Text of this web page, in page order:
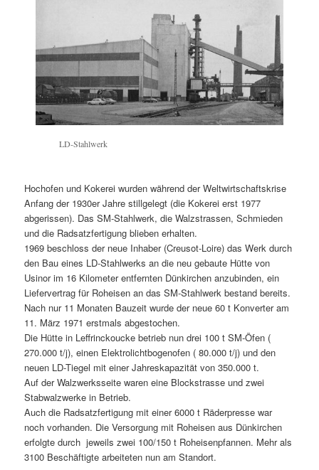
LD-Stahlwerk
Hochofen und Kokerei wurden während der Weltwirtschaftskrise
Anfang der 1930er Jahre stillgelegt (die Kokerei erst 1977
abgerissen). Das SM-Stahlwerk, die Walzstrassen, Schmieden
und die Radsatzfertigung blieben erhalten.
1969 beschloss der neue Inhaber (Creusot-Loire) das Werk durch
den Bau eines LD-Stahlwerks an die neu gebaute Hütte von
Usinor im 16 Kilometer entfernten Dünkirchen anzubinden, ein
Liefervertrag für Roheisen an das SM-Stahlwerk bestand bereits.
Nach nur 11 Monaten Bauzeit wurde der neue 60 t Konverter am
11. März 1971 erstmals abgestochen.
Die Hütte in Leffrinckoucke betrieb nun drei 100 t SM-Öfen (
270.000 t/j), einen Elektrolichtbogenofen ( 80.000 t/j) und den
neuen LD-Tiegel mit einer Jahreskapazität von 350.000 t.
Auf der Walzwerksseite waren eine Blockstrasse und zwei
Stabwalzwerke in Betrieb.
Auch die Radsatzfertigung mit einer 6000 t Räderpresse war
noch vorhanden. Die Versorgung mit Roheisen aus Dünkirchen
erfolgte durch jeweils zwei 100/150 t Roheisenpfannen. Mehr als
3100 Beschäftigte arbeiteten nun am Standort.